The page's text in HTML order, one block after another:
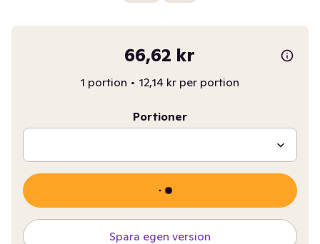
66,62 kr
1 portion • 12,14 kr per portion
Portioner
Spara egen version